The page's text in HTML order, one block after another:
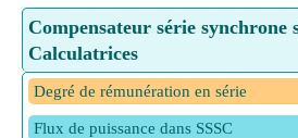
Compensateur série synchrone
Calculatrices
Degré de rémunération en série
Flux de puissance dans SSSC